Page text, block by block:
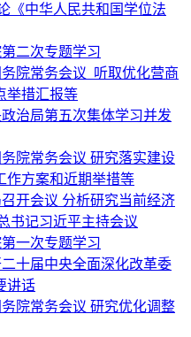
《中华人民共和国学位法
二次专题学习
院常务会议 听取优化营商
举措汇报等
治局第五次集体学习并发
院常务会议 研究落实建设
作方案和近期举措等
开会议 分析研究当前经济
书记习近平主持会议
一次专题学习
十届中央全面深化改革委
讲话
院常务会议 研究优化调整